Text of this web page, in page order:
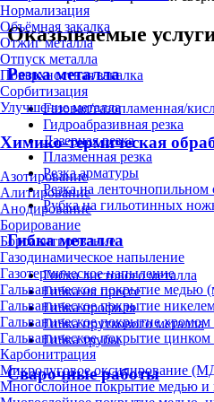
Нормализация
Объёмная закалка
Отжиг металла
Отпуск металла
Поверхностная закалка
Сорбитизация
Улучшение металла
Химико-термическая
Азотирование
Алитирование
Анодирование
Борирование
Бороалитирование
Газодинамическое напыление
Газотермическое напыление
Гальваническое покрытие медью
Гальваническое покрытие
Гальваническое покрытие
Гальваническое покрытие
Карбонитрация
Микродуговое оксидирование
Многослойное покрытие медью и
Оказываемые
Резка металла
Газовая/газопламенная/
Гидроабразивная резка
Лазерная резка
Плазменная резка
Резка арматуры
Резка на ленточнопильном
Рубка на гильотинных
Гибка металла
Гибка листового металла
Гибка на прессе
Гибка профиля
Гибка пруткового металла
Гибка трубы
Сварочные работы